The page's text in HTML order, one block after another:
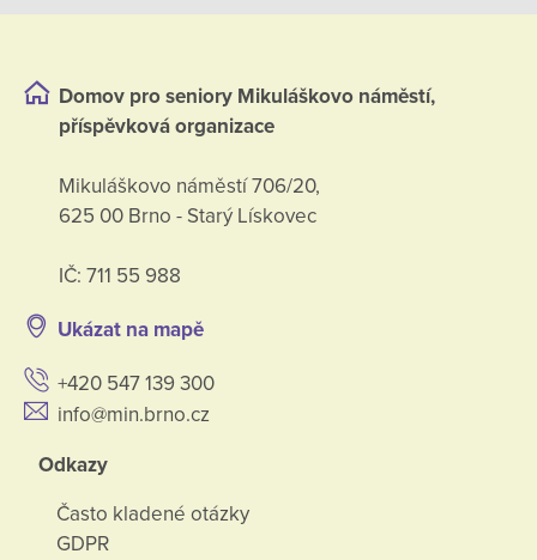
Domov pro seniory Mikuláškovo náměstí,
příspěvková organizace
Mikuláškovo náměstí 706/20,
625 00 Brno - Starý Lískovec
IČ: 711 55 988
Ukázat na mapě
+420 547 139 300
info@min.brno.cz
Odkazy
Často kladené otázky
GDPR